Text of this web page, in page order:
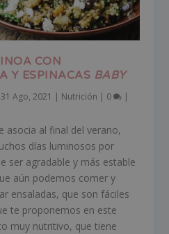
CON
Y ESPINACAS BABY
31 Ago, 2021 | Nutrición | 0 |
asocia al final del verano,
días luminosos por
ser agradable y más estable
aún podemos comer y
ensaladas, que son fáciles
te proponemos en este
muy nutritivo, que tiene